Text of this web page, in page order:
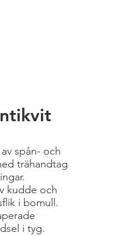
spån- och
trähandtag
kudde och
i bomull.
i tyg.